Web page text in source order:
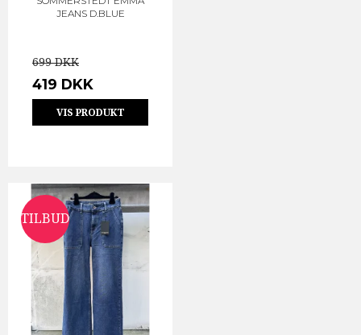
JEANS D.BLUE
699 DKK
419 DKK
VIS PRODUKT
TILBUD